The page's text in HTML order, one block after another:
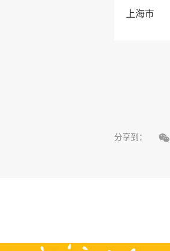
上海市
分享到： 